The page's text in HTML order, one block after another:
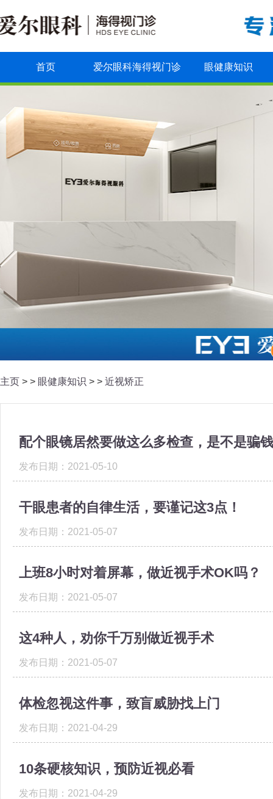
首页 爱尔眼科海得视门诊 眼健康知识
主页 > > 眼健康知识 > > 近视矫正
配个眼镜居然要做这么多检查，是不是骗
发布日期：2021-05-10
干眼患者的自律生活，要谨记这3点！
发布日期：2021-05-07
上班8小时对着屏幕，做近视手术OK吗？
发布日期：2021-05-07
这4种人，劝你千万别做近视手术
发布日期：2021-05-07
体检忽视这件事，致盲威胁找上门
发布日期：2021-04-29
10条硬核知识，预防近视必看
发布日期：2021-04-29